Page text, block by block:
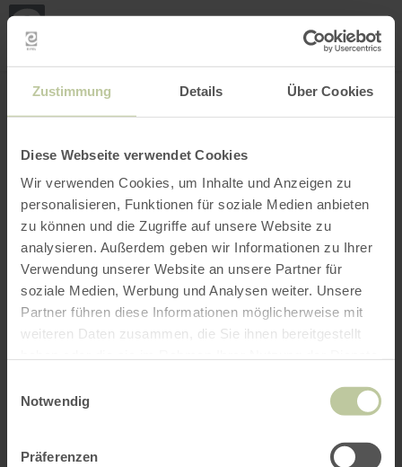
Zustimmung Details Über Cookies
Diese Webseite verwendet Cookies
Wir verwenden Cookies, um Inhalte und Anzeigen zu
personalisieren, Funktionen für soziale Medien anbieten
zu können und die Zugriffe auf unsere Website zu
analysieren. Außerdem geben wir Informationen zu Ihrer
Verwendung unserer Website an unsere Partner für
soziale Medien, Werbung und Analysen weiter. Unsere
Partner führen diese Informationen möglicherweise mit
weiteren Daten zusammen, die Sie ihnen bereitgestellt
Notwendig
Präferenzen
INTERAKTIVE KARTE
Filter öffnen